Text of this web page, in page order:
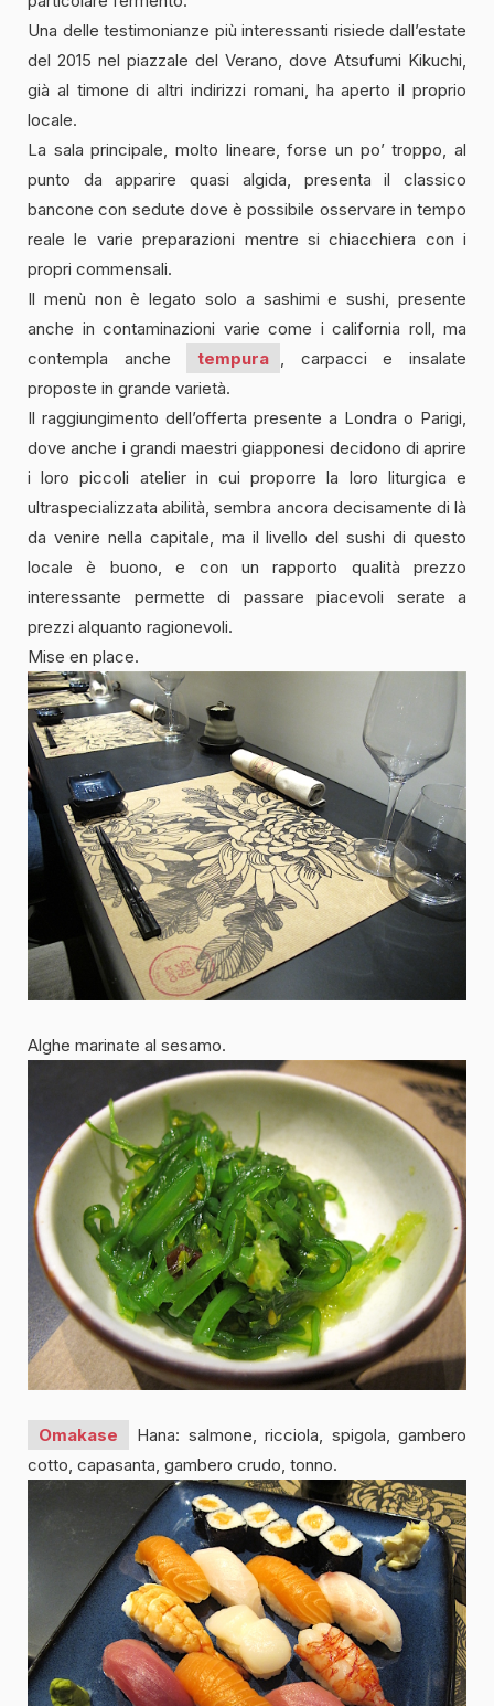
Una delle testimonianze più interessanti risiede dall’estate
del 2015 nel piazzale del Verano, dove Atsufumi Kikuchi,
già al timone di altri indirizzi romani, ha aperto il proprio
locale.
La sala principale, molto lineare, forse un po’ troppo, al
punto da apparire quasi algida, presenta il classico
bancone con sedute dove è possibile osservare in tempo
reale le varie preparazioni mentre si chiacchiera con i
propri commensali.
Il menù non è legato solo a sashimi e sushi, presente
anche in contaminazioni varie come i california roll, ma
contempla anche
tempura
, carpacci e insalate
proposte in grande varietà.
Il raggiungimento dell’offerta presente a Londra o Parigi,
dove anche i grandi maestri giapponesi decidono di aprire
i loro piccoli atelier in cui proporre la loro liturgica e
ultraspecializzata abilità, sembra ancora decisamente di là
da venire nella capitale, ma il livello del sushi di questo
locale è buono, e con un rapporto qualità prezzo
interessante permette di passare piacevoli serate a
prezzi alquanto ragionevoli.
Mise en place.
Alghe marinate al sesamo.
Omakase
Hana: salmone, ricciola, spigola, gambero
cotto, capasanta, gambero crudo, tonno.